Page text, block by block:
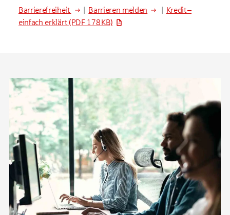
Barrierefreiheit Barrieren melden
Kredit –
einfach erklärt (PDF 178 KB)